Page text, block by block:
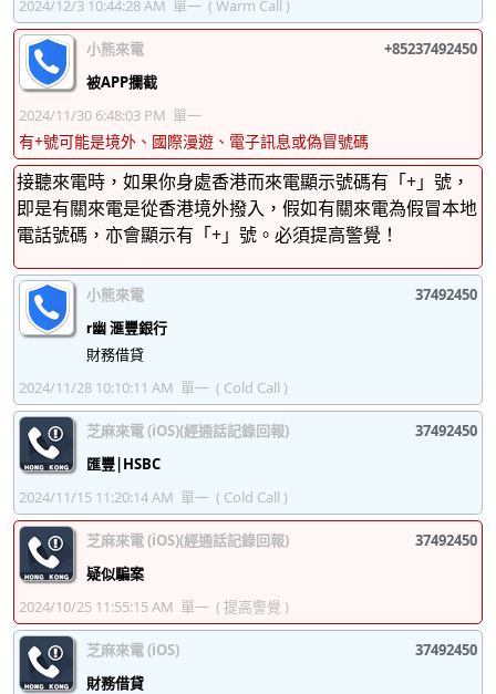
37492539 37492540 37492541
37492542
37492543
37492544
37492546
37492547
37492551
37492552 37492553
37492554
37492555
37492556 37492557
37492558
37492559
37492560 37492561
37492562
37492563
37492564 37492565
37492566
37492567
37492571
37492572
37492575
37492576 37492577
37492579
37492580 37492581
37492582
37492583
37492587
37492588 37492589
37492590
37492591
37492592
37492595
37492596 37492597
37492599
2024/12/3 10:44:28 AM 單一 ( Warm Call )
小熊來電
+85237492450
被APP攔截
2024/11/30 6:48:03 PM 單一
有+號可能是境外、國際漫遊、電子訊息或偽冒號碼
接聽來電時，如果你身處香港而來電顯示號碼有「+」號，
即是有關來電是從香港境外撥入，假如有關來電為假冒本地
電話號碼，亦會顯示有「+」號。必須提高警覺！
小熊來電
37492450
幽 滙豐銀行
財務借貸
2024/11/28 10:10:11 AM 單一 ( Cold Call )
芝麻來電 (iOS)(經通話記錄回報)
37492450
匯豐|HSBC
2024/11/15 11:20:14 AM 單一 ( Cold Call )
芝麻來電 (iOS)(經通話記錄回報)
37492450
疑似騙案
2024/10/25 11:55:15 AM 單一 ( 提高警覺 )
芝麻來電 (iOS)
37492450
財務借貸